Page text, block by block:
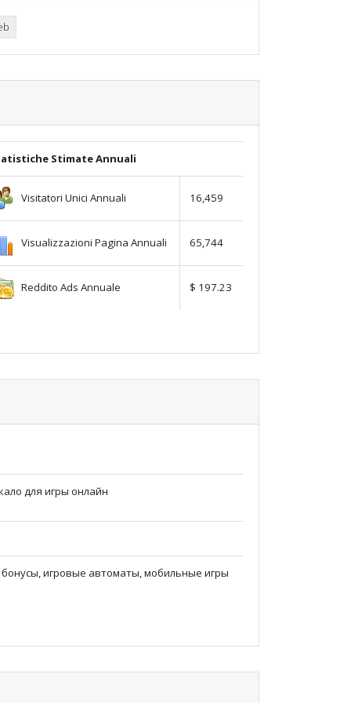
Stimate Annuali
Visitatori Unici Annuali 16,459
Visualizzazioni Pagina Annuali 65,744
Reddito Ads Annuale $ 197.23
для игры онлайн
игровые автоматы, мобильные игры